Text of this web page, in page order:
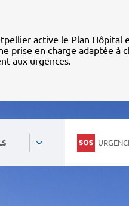
active le Plan Hôpital
prise en charge adaptée à
aux urgences.